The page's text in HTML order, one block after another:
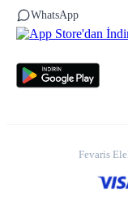
WhatsApp
Fevaris